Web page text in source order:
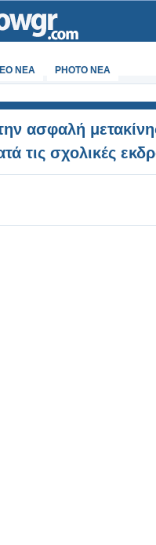
NEA PHOTO NEA
ασφαλή
τις σχολικές